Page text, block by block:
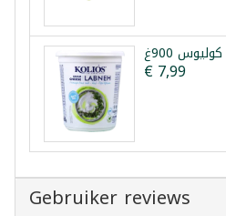
900غ
€ 7,99
Gebruiker reviews